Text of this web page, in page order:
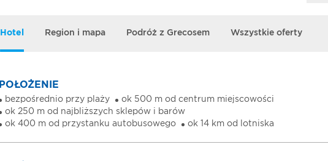
Hotel Region i mapa Podróż z Grecosem Wszystkie oferty
POŁOŻENIE
bezpośrednio przy plaży
ok 500 m od centrum miejscowości
ok 250 m od najbliższych sklepów i barów
ok 400 m od przystanku autobusowego
ok 14 km od lotniska